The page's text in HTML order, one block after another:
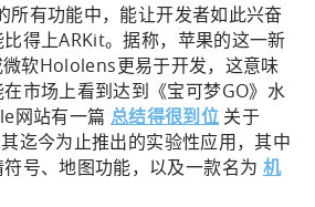
所有功能中，能让开发者如此兴奋
得上ARKit。据称，苹果的这一新
软Hololens更易于开发，这意味
市场上看到达到《宝可梦GO》水
网站有一篇 总结得很到位 关于
迄今为止推出的实验性应用，其中
号、地图功能，以及一款名为 机